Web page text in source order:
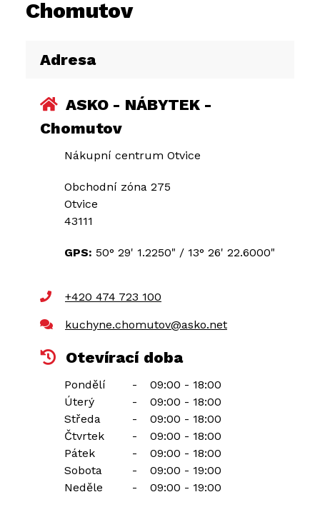
Chomutov
Adresa
ASKO - NÁBYTEK -
Chomutov
Nákupní centrum Otvice
Obchodní zóna 275
Otvice
43111
GPS: 50° 29' 1.2250" / 13° 26' 22.6000"
+420 474 723 100
kuchyne.chomutov@asko.net
Otevírací doba
Pondělí -
09:00 - 18:00
Úterý
-
09:00 - 18:00
Středa
-
09:00 - 18:00
Čtvrtek
-
09:00 - 18:00
Pátek
-
09:00 - 18:00
Sobota
-
09:00 - 19:00
Neděle
- 09:00 - 19:00